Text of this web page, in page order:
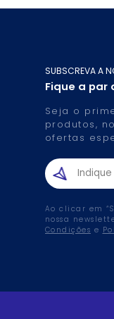
SUBSCREVA A
Fique a par
Seja o
produtos,
ofertas
Ao clicar em
nossa
Condições e